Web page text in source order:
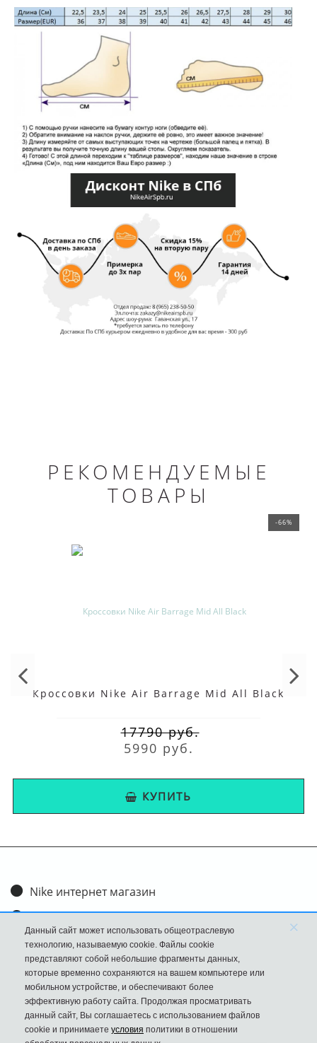
РЕКОМЕНДУЕМЫЕ
ТОВАРЫ
-66%
Кроссовки Nike Air Barrage Mid All Black
17790 руб.
5990 руб.
КУПИТЬ
Nike интернет магазин
Доставка и оплата
Обмен и возврат
Размеры
FAQ
Новости
Данный сайт может использовать общеотраслевую
технологию, называемую cookie. Файлы cookie
представляют собой небольшие фрагменты данных,
которые временно сохраняются на вашем компьютере или
мобильном устройстве, и обеспечивают более
эффективную работу сайта. Продолжая просматривать
данный сайт, Вы соглашаетесь с использованием файлов
cookie и принимаете условия политики в отношении
×